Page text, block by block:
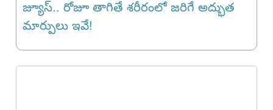
జ్యూస్.. రోజూ తాగితే శరీరంలో జరిగే అద్భుత
మార్పులు ఇవే!